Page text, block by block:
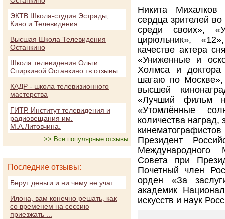
Никита
сердца зрителей
среди своих»,
цирюльник»,
качестве актера
«Униженные и
Холмса и доктора
шагаю по
высшей
«Лучший фильм
«Утомлённые
количества
Президент
Международного
Совета при
Почетный член
орден «За
академик
искусств и наук
ЭКТВ Школа-студия Эстрады,
Кино и Телевидения
Высшая Школа Телевидения
Останкино
Школа телевидения Ольги
Спиркиной Останкино тв отзывы
КАДР - школа телевизионного
мастерства
ГИТР. Институт телевидения и
радиовещания им.
М.А.Литовчина.
>> Все популярные отзывы
Последние отзывы:
Берут деньги и ни чему не учат. ...
Илона, вам конечно решать, как
со временем на сессию
приезжать ...